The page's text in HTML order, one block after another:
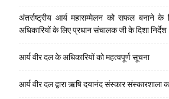
अंतर्राष्ट्रीय आर्य महासम्मेलन को सफल बनाने
अधिकारियों के लिए प्रधान संचालक जी के दिशा
आर्य वीर दल के अधिकारियों को महत्वपूर्ण सूचना
आर्य वीर दल द्वारा ऋषि दयानंद संस्कार संस्कारशाला